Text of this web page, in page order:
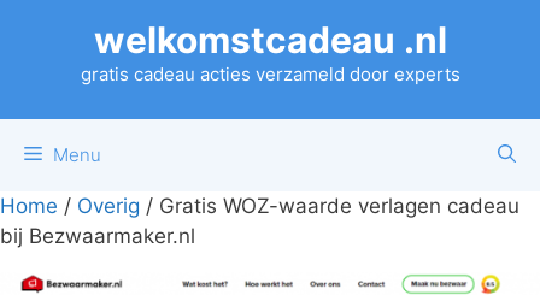
welkomstcadeau .nl
gratis cadeau acties verzameld door experts
Menu
Home / Overig / Gratis WOZ-waarde verlagen cadeau
bij Bezwaarmaker.nl